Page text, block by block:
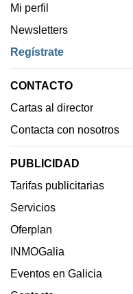
Mi perfil
Newsletters
Regístrate
CONTACTO
Cartas al director
Contacta con nosotros
PUBLICIDAD
Tarifas publicitarias
Servicios
Oferplan
INMOGalia
Eventos en Galicia